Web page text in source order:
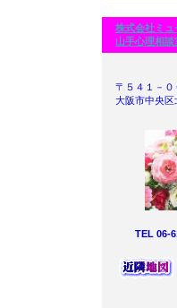
株式会社ミュ
山手心理相談
〒５４１－０
大阪市中央
TEL 06-